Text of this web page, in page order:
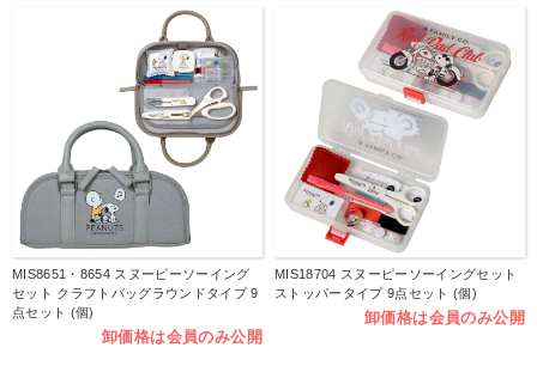
MIS8651・8654 スヌーピーソーイング
セット クラフトバッグラウンドタイプ 9
点セット (個)
卸価格は会員のみ公開
MIS18704 スヌーピーソーイングセット
ストッパータイプ 9点セット (個)
卸価格は会員のみ公開